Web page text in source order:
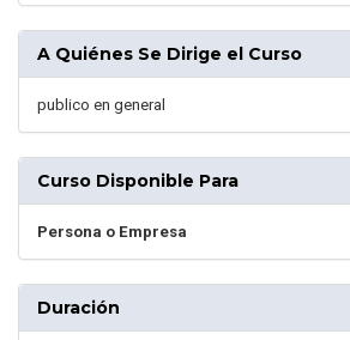
A Quiénes Se Dirige el Curso
publico en general
Curso Disponible Para
Persona o Empresa
Duración